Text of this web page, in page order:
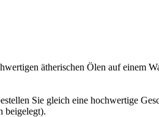
ätherischen Ölen auf einem
Sie gleich eine hochwertige
beigelegt).